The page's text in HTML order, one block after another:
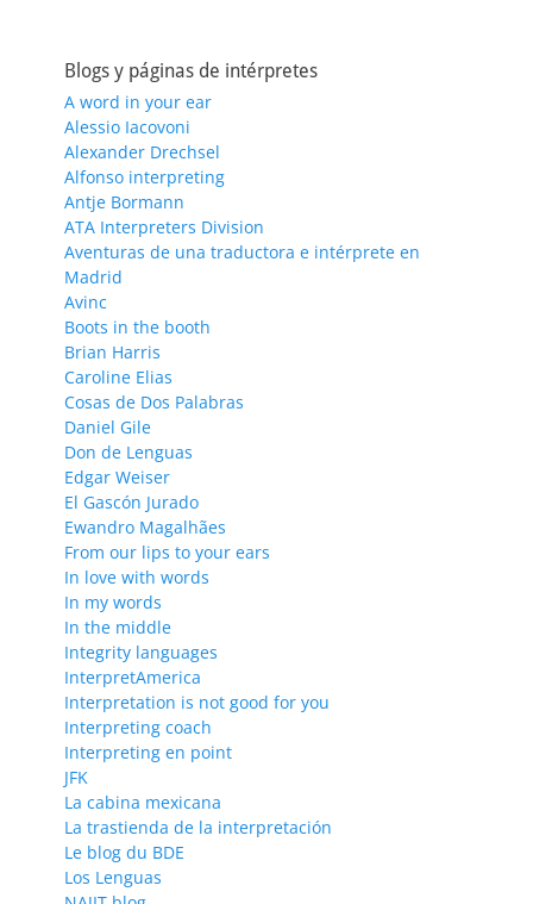
Blogs y páginas de intérpretes
A word in your ear
Alessio Iacovoni
Alexander Drechsel
Alfonso interpreting
Antje Bormann
ATA Interpreters Division
Aventuras de una traductora e intérprete en
Madrid
Avinc
Boots in the booth
Brian Harris
Caroline Elias
Cosas de Dos Palabras
Daniel Gile
Don de Lenguas
Edgar Weiser
El Gascón Jurado
Ewandro Magalhães
From our lips to your ears
In love with words
In my words
In the middle
Integrity languages
InterpretAmerica
Interpretation is not good for you
Interpreting coach
Interpreting en point
JFK
La cabina mexicana
La trastienda de la interpretación
Le blog du BDE
Los Lenguas